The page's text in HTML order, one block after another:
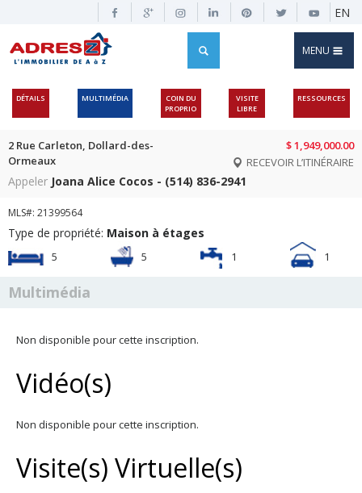
EN
MENU
DÉTAILS MULTIMÉDIA
COIN DU
PROPRIO
VISITE
LIBRE
RESSOURCES
2 Rue Carleton, Dollard-des-
Ormeaux
$ 1,949,000.00
RECEVOIR L’ITINÉRAIRE
Appeler Joana Alice Cocos - (514) 836-2941
MLS#: 21399564
Type de propriété: Maison à étages
5 5 1 1
Multimédia
Non disponible pour cette inscription.
Vidéo(s)
Non disponible pour cette inscription.
Visite(s) Virtuelle(s)